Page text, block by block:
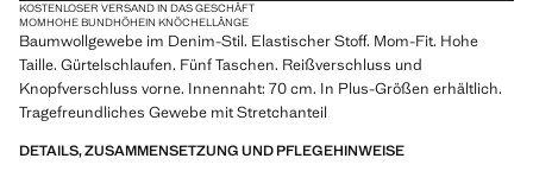
KOSTENLOSER VERSAND IN DAS GESCHÄFT
MOMHOHE BUNDHÖHEIN KNÖCHELLÄNGE
Baumwollgewebe im Denim-Stil. Elastischer Stoff. Mom-Fit. Hohe
Taille. Gürtelschlaufen. Fünf Taschen. Reißverschluss und
Knopfverschluss vorne. Innennaht: 70 cm. In Plus-Größen erhältlich.
Tragefreundliches Gewebe mit Stretchanteil
DETAILS, ZUSAMMENSETZUNG UND PFLEGEHINWEISE